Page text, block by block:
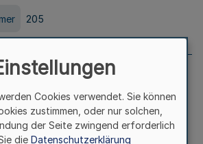
205
Nr. 204 vom
Cookies verwendet. Sie können
zustimmen, oder nur solchen,
der Seite zwingend erforderlich
die Datenschutzerklärung